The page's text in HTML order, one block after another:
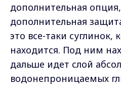
дополнительная опция,
дополнительная
это все-таки суглинок,
находится. Под ним
дальше идет слой
водонепроницаемых